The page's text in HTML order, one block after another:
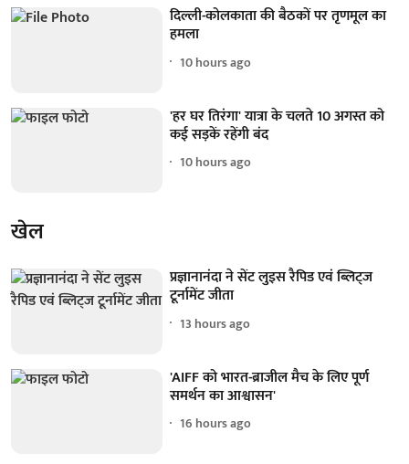
दिल्ली-कोलकाता की बैठकों पर तृणमूल का
हमला
10 hours ago
'हर घर तिरंगा' यात्रा के चलते 10 अगस्त को
कई सड़कें रहेंगी बंद
10 hours ago
खेल
प्रज्ञानानंदा ने सेंट लुइस रैपिड एवं ब्लिट्ज
टूर्नामेंट जीता
13 hours ago
'AIFF को भारत-ब्राजील मैच के लिए पूर्ण
समर्थन का आश्वासन'
16 hours ago